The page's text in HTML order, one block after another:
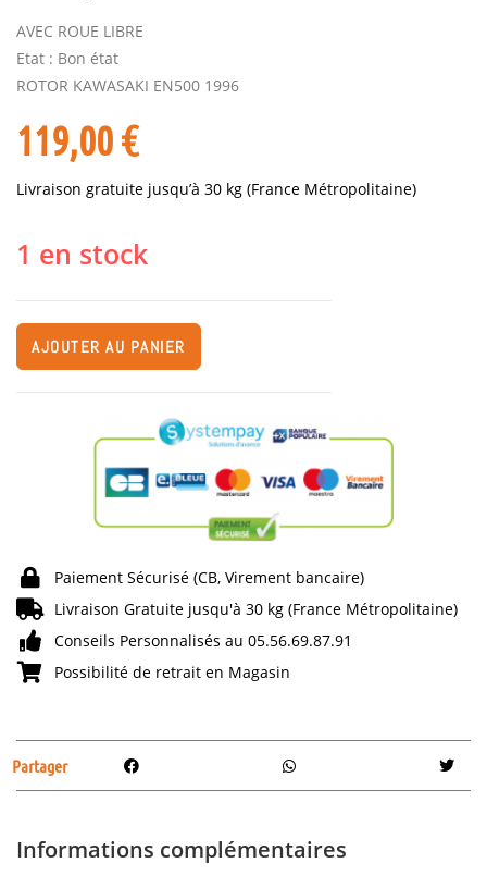
AVEC ROUE LIBRE
Etat : Bon état
ROTOR KAWASAKI EN500 1996
119,00€
Livraison gratuite jusqu’à 30 kg (France Métropolitaine)
1 en stock
AJOUTER AU PANIER
Paiement Sécurisé (CB, Virement bancaire)
Livraison Gratuite jusqu'à 30 kg (France Métropolitaine)
Conseils Personnalisés au 05.56.69.87.91
Possibilité de retrait en Magasin
Partager
Informations complémentaires